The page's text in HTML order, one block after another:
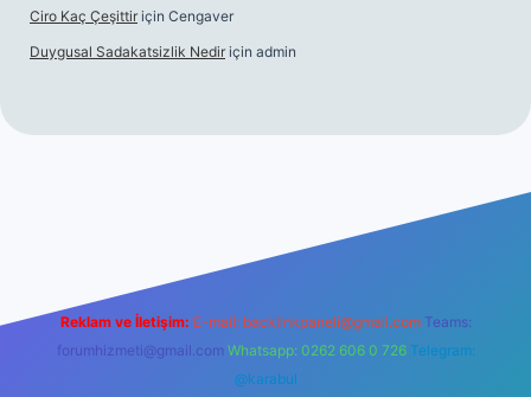
Ciro Kaç Çeşittir için Cengaver
Duygusal Sadakatsizlik Nedir için admin
Reklam ve İletişim: E-mail: backlinkpaneli@gmail.com Teams:
forumhizmeti@gmail.com Whatsapp: 0262 606 0 726 Telegram:
@karabul